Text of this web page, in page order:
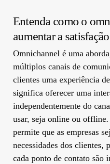
Entenda como o
aumentar a
Omnichannel é uma
múltiplos canais de
clientes uma experiência
significa oferecer uma
independentemente do
usar, seja online ou
permite que as empresas
necessidades dos clientes,
cada ponto de contato são